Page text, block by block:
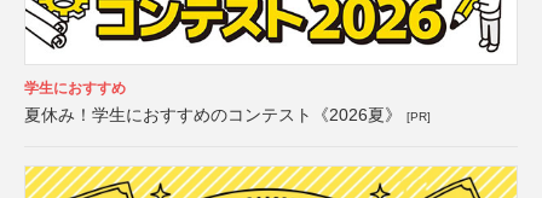
学生におすすめ
夏休み！学生におすすめのコンテスト《2026夏》 [PR]